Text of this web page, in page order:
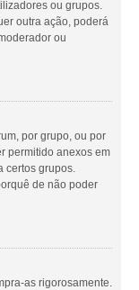
ou grupos.
outra ação, poderá
ou
por grupo, ou por
permitido anexos em
certos grupos.
de não poder
as rigorosamente.